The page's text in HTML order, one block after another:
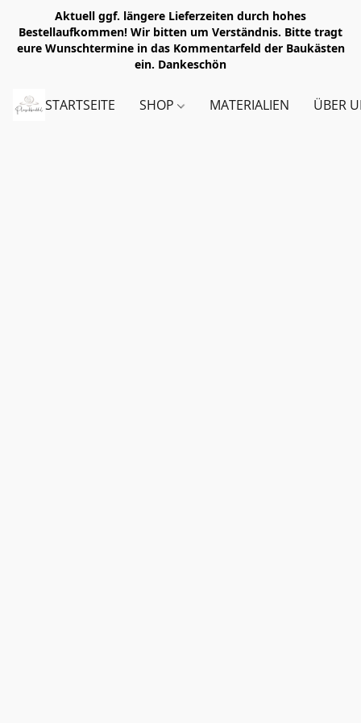
Aktuell ggf. längere Lieferzeiten durch hohes
Bestellaufkommen! Wir bitten um Verständnis. Bitte tragt
eure Wunschtermine in das Kommentarfeld der Baukästen
ein. Dankeschön
STARTSEITE SHOP MATERIALIEN ÜBER